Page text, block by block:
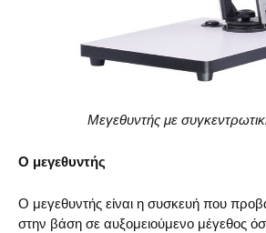
Μεγεθυντής με
Ο μεγεθυντής
Ο μεγεθυντής είναι η συσκευή που
στην βάση σε αυξομειούμενο μέγεθος